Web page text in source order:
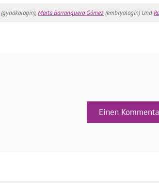
(gynäkologin),Marta Barranquero Gómez(embryologin) Und
Einen